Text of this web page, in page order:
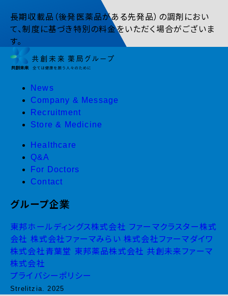
長期収載品（後発医薬品がある先発品）の調剤におい
て、制度に基づき特別の料金をいただく場合がございま
す。
News
Company & Message
Recruitment
Store & Medicine
Healthcare
Q&A
For Doctors
Contact
グループ企業
東邦ホールディングス株式会社 ファーマクラスター株式
会社 株式会社ファーマみらい 株式会社ファーマダイワ
株式会社青葉堂 東邦薬品株式会社 共創未来ファーマ
株式会社
プライバシーポリシー
Strelitzia. 2025